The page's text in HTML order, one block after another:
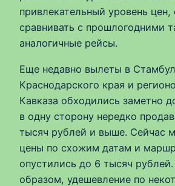
привлекательный уровень цен,
сравнивать с прошлогодними
аналогичные рейсы.
Еще недавно вылеты в
Краснодарского края и
Кавказа обходились заметно
в одну сторону нередко
тысяч рублей и выше. Сейчас
цены по схожим датам и
опустились до 6 тысяч
образом, удешевление по